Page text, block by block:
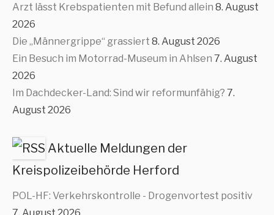
Arzt lässt Krebspatienten mit Befund allein 8. August
2026
Die „Männergrippe“ grassiert 8. August 2026
Ein Besuch im Motorrad-Museum in Ahlsen 7. August
2026
Im Dachdecker-Land: Sind wir reformunfähig? 7.
August 2026
Aktuelle Meldungen der
Kreispolizeibehörde Herford
POL-HF: Verkehrskontrolle - Drogenvortest positiv